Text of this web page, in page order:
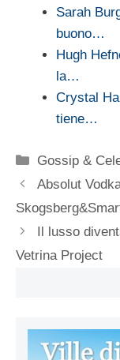
Sarah
buono…
Hugh
la…
Crystal
tiene…
Categorie
Gossip &
Absolut
Il lusso
Vetrina Project